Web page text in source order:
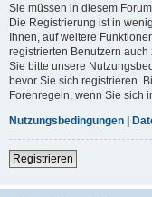
Sie müssen in diesem
Die Registrierung ist in
Ihnen, auf weitere
registrierten Benutzern
Sie bitte unsere
bevor Sie sich registrieren.
Forenregeln, wenn Sie sich
Nutzungsbedingungen |
Registrieren